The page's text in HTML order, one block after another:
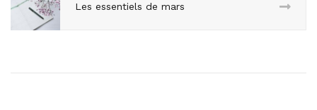
Les essentiels de mars